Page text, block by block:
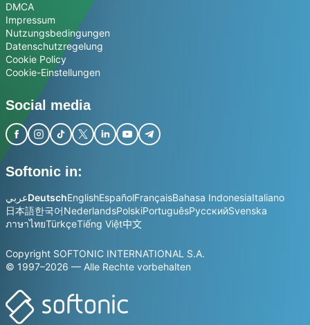
DMCA
Impressum
Nutzungsbedingungen
Datenschutzregelung
Cookie Policy
Cookie-Einstellungen
Social media
Softonic in:
عربيDeutschEnglishEspañolFrançaisBahasa IndonesiaItaliano
日本語한국어NederlandsPolskiPortuguêsРусскийSvenska
ภาษาไทยTürkçeTiếng Việt中文
Copyright SOFTONIC INTERNATIONAL S.A.
© 1997–2026 — Alle Rechte vorbehalten